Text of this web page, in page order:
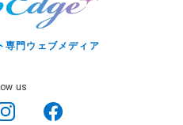
専門ウェブメディア
us